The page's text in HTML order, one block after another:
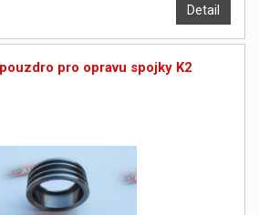
Detail
pro opravu spojky K2